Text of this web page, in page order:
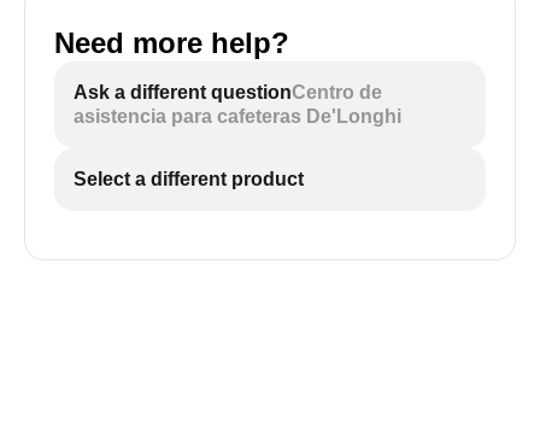
Need more help?
Ask a different questionCentro de
asistencia para cafeteras De'Longhi
Select a different product